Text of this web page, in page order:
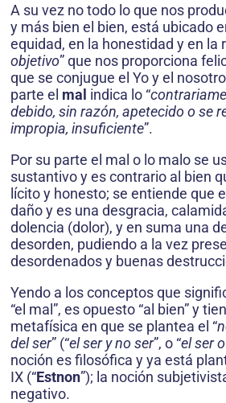
A su vez no todo lo que nos
y más bien el bien, está ubicado
equidad, en la honestidad y en la
objetivo” que nos proporciona
que se conjugue el Yo y el
parte el mal indica lo “
debido, sin razón, apetecido o se
impropia, insuficiente”.
Por su parte el mal o lo malo se
sustantivo y es contrario al bien
lícito y honesto; se entiende que
daño y es una desgracia,
dolencia (dolor), y en suma una
desorden, pudiendo a la vez
desordenados y buenas
Yendo a los conceptos que
“el mal”, es opuesto “al bien” y
metafísica en que se plantea el “
del ser” (“el ser y no ser”, o “el ser
noción es filosófica y ya está
IX (“Estnon”); la noción
negativo.